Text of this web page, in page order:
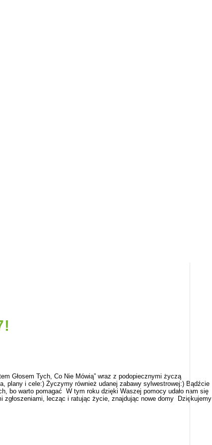
Głosem Tych, Co Nie Mówią” wraz z podopiecznymi życzą
plany i cele:) Życzymy również udanej zabawy sylwestrowej:) Bądźcie
bo warto pomagać
W tym roku dzięki Waszej pomocy udało nam się
lecząc i ratując życie, znajdując nowe domy
Dziękujemy